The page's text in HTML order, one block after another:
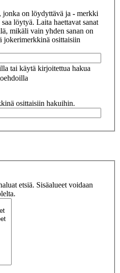
jonka on löydyttävä ja - merkki
löytyä. Laita haettavat sanat
mikäli vain yhden sanan on
osittaisiin
tai käytä kirjoitettua hakua
osittaisiin hakuihin.
etsiä. Sisäalueet voidaan